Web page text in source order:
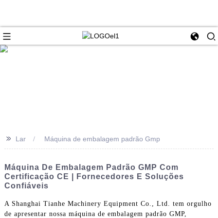
>> Lar Máquina de embalagem padrão Gmp
Máquina De Embalagem Padrão GMP Com
Certificação CE | Fornecedores E Soluções
Confiáveis
A Shanghai Tianhe Machinery Equipment Co., Ltd. tem orgulho
de apresentar nossa máquina de embalagem padrão GMP,